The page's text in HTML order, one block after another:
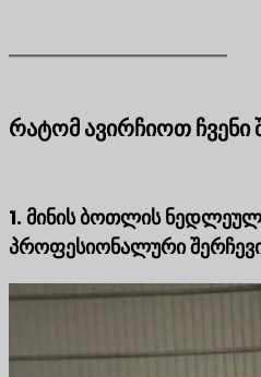
რატომ ავირჩიოთ ჩვენი
1. მინის ბოთლის
პროფესიონალური